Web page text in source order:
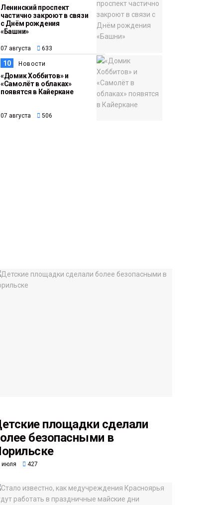
Ленинский проспект
частично закроют в связи
с Днём рождения
«Башни»
07 августа 633
10 Новости
«Домик Хоббитов» и
«Самолёт в облаках»
появятся в Кайеркане
07 августа 506
площадки сделали
безопасными в
июля 427